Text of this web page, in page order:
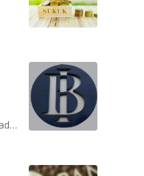
Pelaku pasar memprediksi, tingkat suku bunga acuan The Fed bakal tetap dipertahankan pada level 0-25 persen